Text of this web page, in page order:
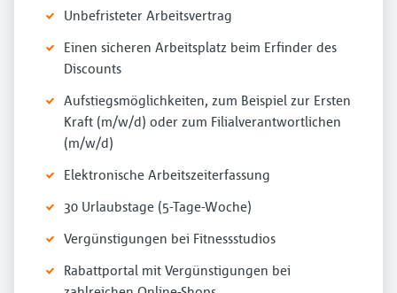
Unbefristeter Arbeitsvertrag
Einen sicheren Arbeitsplatz beim Erfinder des
Discounts
Aufstiegsmöglichkeiten, zum Beispiel zur Ersten
Kraft (m/w/d) oder zum Filialverantwortlichen
(m/w/d)
Elektronische Arbeitszeiterfassung
30 Urlaubstage (5-Tage-Woche)
Vergünstigungen bei Fitnessstudios
Rabattportal mit Vergünstigungen bei